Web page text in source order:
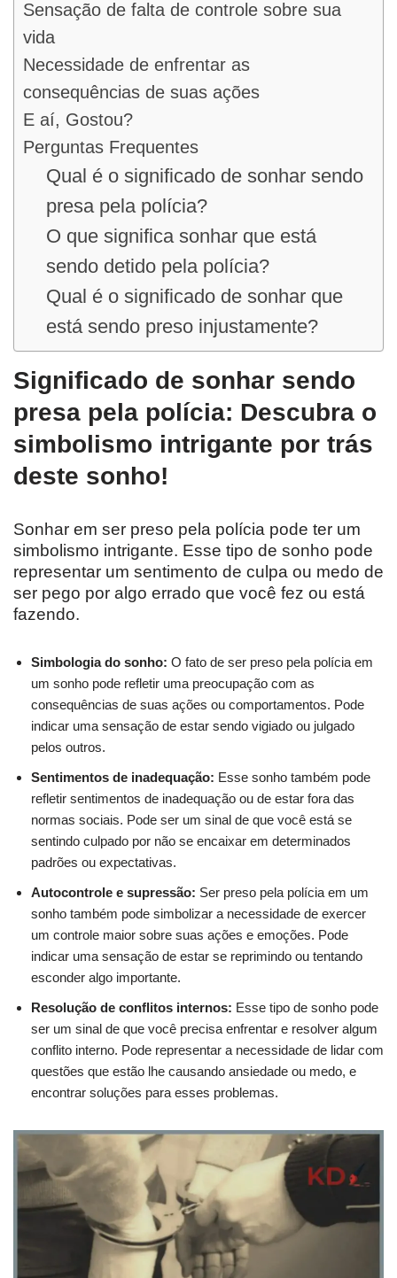
Sensação de falta de controle sobre sua
vida
Necessidade de enfrentar as
consequências de suas ações
E aí, Gostou?
Perguntas Frequentes
Qual é o significado de sonhar sendo
presa pela polícia?
O que significa sonhar que está
sendo detido pela polícia?
Qual é o significado de sonhar que
está sendo preso injustamente?
Significado de sonhar sendo
presa pela polícia: Descubra o
simbolismo intrigante por trás
deste sonho!
Sonhar em ser preso pela polícia pode ter um
simbolismo intrigante. Esse tipo de sonho pode
representar um sentimento de culpa ou medo de
ser pego por algo errado que você fez ou está
fazendo.
Simbologia do sonho: O fato de ser preso pela polícia em
um sonho pode refletir uma preocupação com as
consequências de suas ações ou comportamentos. Pode
indicar uma sensação de estar sendo vigiado ou julgado
pelos outros.
Sentimentos de inadequação: Esse sonho também pode
refletir sentimentos de inadequação ou de estar fora das
normas sociais. Pode ser um sinal de que você está se
sentindo culpado por não se encaixar em determinados
padrões ou expectativas.
Autocontrole e supressão: Ser preso pela polícia em um
sonho também pode simbolizar a necessidade de exercer
um controle maior sobre suas ações e emoções. Pode
indicar uma sensação de estar se reprimindo ou tentando
esconder algo importante.
Resolução de conflitos internos: Esse tipo de sonho pode
ser um sinal de que você precisa enfrentar e resolver algum
conflito interno. Pode representar a necessidade de lidar com
questões que estão lhe causando ansiedade ou medo, e
encontrar soluções para esses problemas.